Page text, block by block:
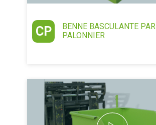
CP
BENNE BASCULANTE PAR
PALONNIER